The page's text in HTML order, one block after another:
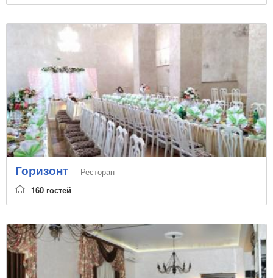
Горизонт
Ресторан
160 гостей